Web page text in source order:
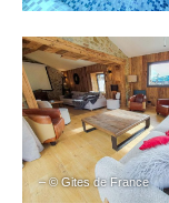
– © Gites de France